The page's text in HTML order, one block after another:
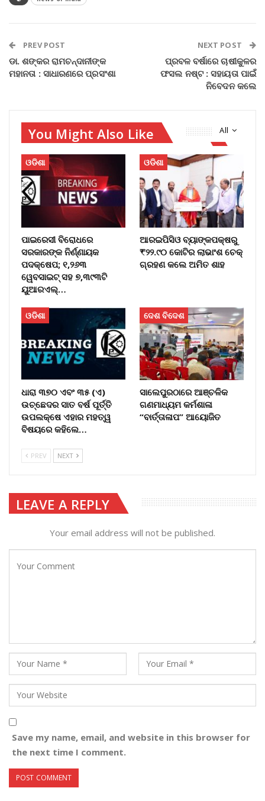
PREV POST
ଡା. ଶଙ୍କର ରାମଚନ୍ଦାନୀଙ୍କ
ମହାନତା : ସାଧାରଣରେ ପ୍ରସଂଶା
NEXT POST
ପ୍ରବଳ ବର୍ଷାରେ ଚାଷୀକୁଳର
ଫସଲ ନଷ୍ଟ : ସହାୟତା ପାଇଁ
ନିବେଦନ କଲେ
All
You Might Also Like
ଓଡିଶା
ପାଇରେସୀ ବିରୋଧରେ
ସରକାରଙ୍କ ନିର୍ଣ୍ଣାୟକ
ପଦକ୍ଷେପ; ୧,୨୬୩
ୱେବସାଇଟ୍ ସହ ୭,୩୯୩ଟି
ୟୁଆରଏଲ୍…
ଓଡିଶା
ଆରଇପିସିଓ ବ୍ୟାଙ୍କପକ୍ଷରୁ
₹୨୨.୯୦ କୋଟିର ଲାଭାଂଶ ଚେକ୍
ଗ୍ରହଣ କଲେ ଅମିତ ଶାହ
ଓଡିଶା
ଧାରା ୩୭୦ ଏବଂ ୩୫ (ଏ)
ଉଚ୍ଛେଦର ସାତ ବର୍ଷ ପୂର୍ତ୍ତି
ଉପଲକ୍ଷେ ଏହାର ମହତ୍ୱ
ବିଷୟରେ କହିଲେ…
ଦେଶ ବିଦେଶ
ସାଲେପୁରଠାରେ ଆଞ୍ଚଳିକ
ଗଣମାଧ୍ୟମ କର୍ମଶାଳା
“ବାର୍ତ୍ତାଳାପ” ଆୟୋଜିତ
PREV NEXT
LEAVE A REPLY
Your email address will not be published.
Save my name, email, and website in this browser for
the next time I comment.